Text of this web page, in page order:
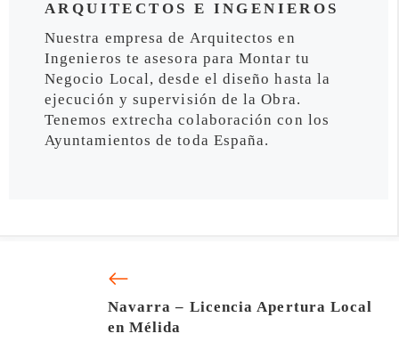
ARQUITECTOS E INGENIEROS
Nuestra empresa de Arquitectos en
Ingenieros te asesora para Montar tu
Negocio Local, desde el diseño hasta la
ejecución y supervisión de la Obra.
Tenemos extrecha colaboración con los
Ayuntamientos de toda España.
Navarra – Licencia Apertura Local
en Mélida